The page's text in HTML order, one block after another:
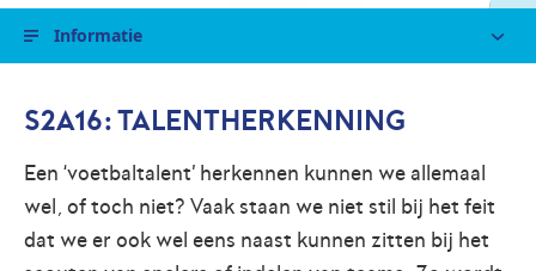
Informatie
S2A16: TALENTHERKENNING
Een ‘voetbaltalent’ herkennen kunnen we allemaal
wel, of toch niet? Vaak staan we niet stil bij het feit
dat we er ook wel eens naast kunnen zitten bij het